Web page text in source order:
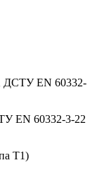
ДСТУ EN 60332-
EN 60332-3-22
T1)